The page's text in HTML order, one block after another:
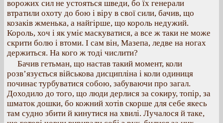
ворожих сил не устояться шведи, бо їх генерали
втратили охоту до бою і віру в свої сили, бачив, що
козаків жменька, а найгірше, що король недужий.
Король, хоч і як уміє маскуватися, а все ж таки не може
скрити болю і втоми. І сам він, Мазепа, ледве на ногах
держиться. На кого ж тоді числити?
Бачив гетьман, що настав такий момент, коли
розв’язується військова дисципліна і коли одиниця
починає турбуватися собою, забуваючи про загал.
Доходило до того, що люди дерлися за сокиру, топір, за
шматок дошки, бо кожний хотів скорше для себе якесь
там судно збити й кинутися на хвилі. Лучалося й таке,